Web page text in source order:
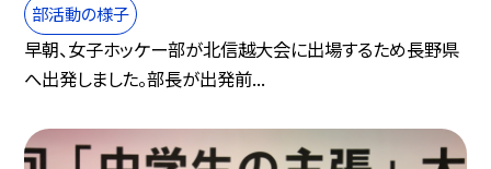
部活動の様子
早朝、女子ホッケー部が北信越大会に出場するため長野県
へ出発しました。部長が出発前...